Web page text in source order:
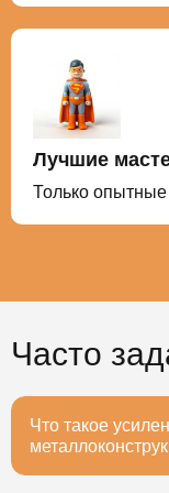
Лучшие
Только
Часто
Что такое